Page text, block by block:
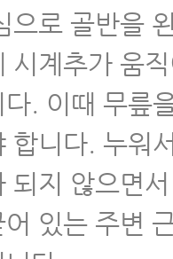
맞아야 할 이유
불변의 법칙,
리는 나빠집니
증 환자는 일
해야 한다
으로 골반을
시계추가 움
. 이때 무릎
합니다. 누워
되지 않으면
있는 주변